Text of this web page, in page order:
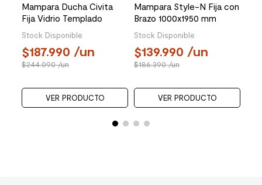
Mampara Ducha Civita
Fija Vidrio Templado
Inoxidable 1900x1000 mm
Stock Disponible
187.990 /un
244.090/un
VER PRODUCTO
Mampara Style-N Fija con
Brazo 1000x1950 mm
Receptáculo Cromada
Stock Disponible
139.990 /un
186.390/un
VER PRODUCTO